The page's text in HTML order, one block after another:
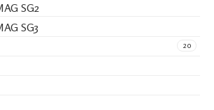
SG2
SG3
20